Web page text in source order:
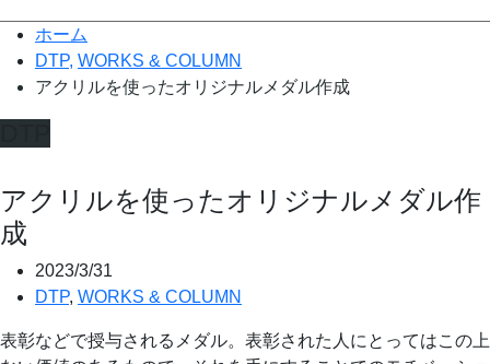
ホーム
DTP, WORKS & COLUMN
アクリルを使ったオリジナルメダル作成
アクリルを使ったオリジナルメダル作
成
2023/3/31
DTP, WORKS & COLUMN
表彰などで授与されるメダル。表彰された人にとってはこの上